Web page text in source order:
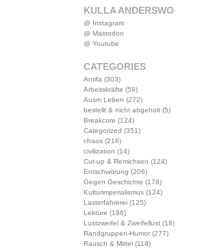
KULLA ANDERSWO
@ Instagram
@ Mastodon
@ Youtube
CATEGORIES
Antifa (303)
Arbeitskräfte (59)
Ausm Leben (272)
bestellt & nicht abgeholt(5)
Breakcore (124)
Categorized (351)
chaos(216)
civilization (14)
Cut-up & Remichsen (124)
Entschwörung (206)
Gegen Geschichte (178)
Kulturimperialismus(124)
Lasterfahrerei(125)
Lektüre (186)
Lustzweifel & Zweifellust(18)
Randgruppen-Humor(277)
Rausch & Mittel(118)